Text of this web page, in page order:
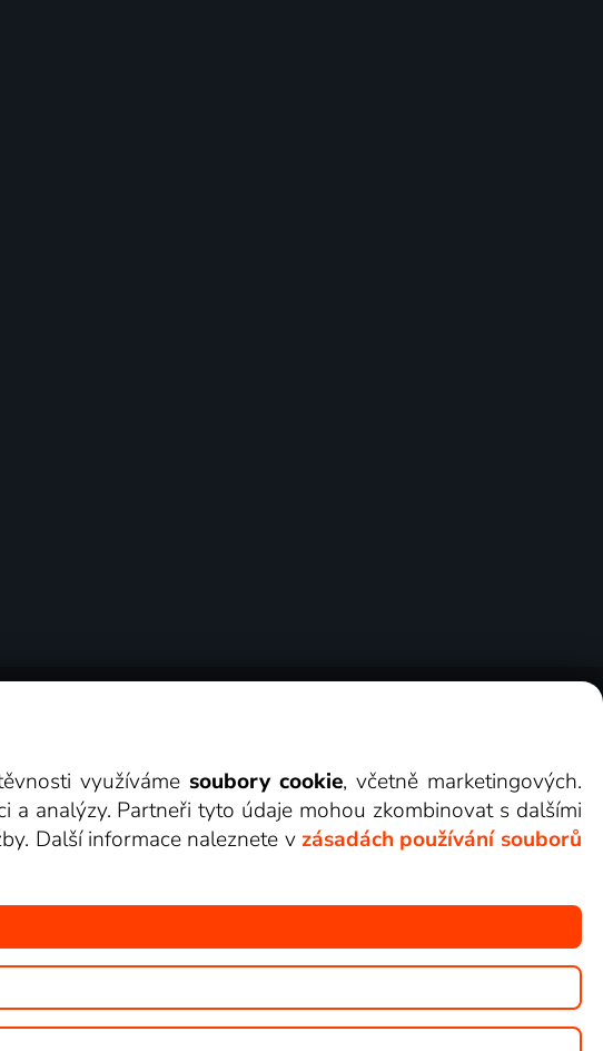
které můžete sledovat v Lepší.TV.
využívámesoubory cookie, včetně marketingových.
analýzy. Partneři tyto údaje mohou zkombinovat s dalšími
Další informace naleznete v zásadách používání souborů